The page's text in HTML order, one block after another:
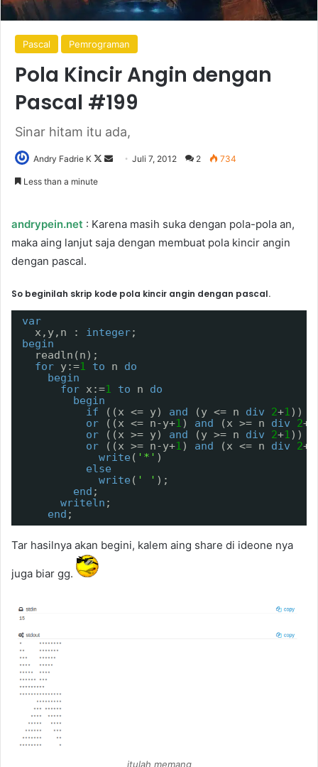
Pascal Pemrograman
Pola Kincir Angin dengan
Pascal #199
Sinar hitam itu ada,
Andry Fadrie K
Follow
Send Juli 7, 2012 2 734
Less than a minute
andrypein.net : Karena masih suka dengan pola-pola an,
maka aing lanjut saja dengan membuat pola kincir angin
dengan pascal.
So beginilah skrip kode pola kincir angin dengan pascal.
var
x,y,n : integer;
begin
readln(n);
for y:=1 to n do
begin
for x:=1 to n do
begin
if
((x <= y) and (y <= n div 2+1))
or
((x <= n-y+1) and (x >= n div 2+
or
((x >= y) and (y >= n div 2+1))
or
((x >= n-y+1) and (x <= n div 2+
write ( '*' )
else
write ( ' ' );
end ;
writeln ;
end ;
Tar hasilnya akan begini, kalem aing share di ideone nya
juga biar gg.
itulah memang